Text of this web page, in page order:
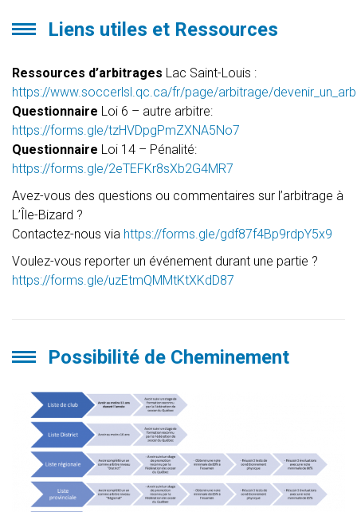
Liens utiles et Ressources
Ressources d’arbitrages Lac Saint-Louis :
https://www.soccerlsl.qc.ca/fr/page/arbitrage/
Questionnaire Loi 6 – autre arbitre:
https://forms.gle/tzHVDpgPmZXNA5No7
Questionnaire Loi 14 – Pénalité:
https://forms.gle/2eTEFKr8sXb2G4MR7
Avez-vous des questions ou commentaires sur l’arbitrage à
L’Île-Bizard ?
Contactez-nous via https://forms.gle/gdf87f4Bp9rdpY5x9
Voulez-vous reporter un événement durant une partie ?
https://forms.gle/uzEtmQMMtKtXKdD87
Possibilité de Cheminement